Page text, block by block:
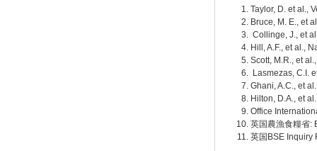
Taylor, D. et al.,
Bruce, M. E., et
Collinge, J., et
Hill, A.F., et al.,
Scott, M.R., et
Lasmezas, C.I.
Ghani, A.C., et
Hilton, D.A., et
Office
英国農漁食糧省:
英国BSE Inquiry